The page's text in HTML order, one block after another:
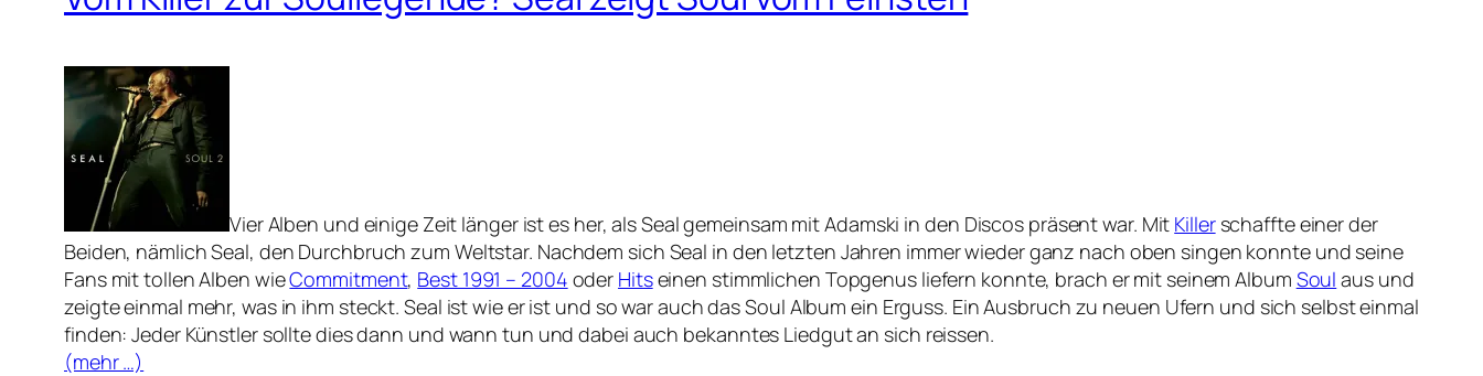
Vier Alben und einige Zeit länger ist es her, als Seal gemeinsam mit Adamski in den Discos präsent war. Mit Killerschaffte einer der
Beiden, nämlich Seal, den Durchbruch zum Weltstar. Nachdem sich Seal in den letzten Jahren immer wieder ganz nach oben singen konnte und seine
Fans mit tollen Alben wieCommitment, Best 1991 – 2004 oder Hitseinen stimmlichen Topgenus liefern konnte, brach er mit seinem Album Soul aus und
zeigte einmal mehr, was in ihm steckt. Seal ist wie er ist und so war auch das Soul Album ein Erguss. Ein Ausbruch zu neuen Ufern und sich selbst einmal
finden: Jeder Künstler sollte dies dann und wann tun und dabei auch bekanntes Liedgut an sich reissen.
(mehr …)